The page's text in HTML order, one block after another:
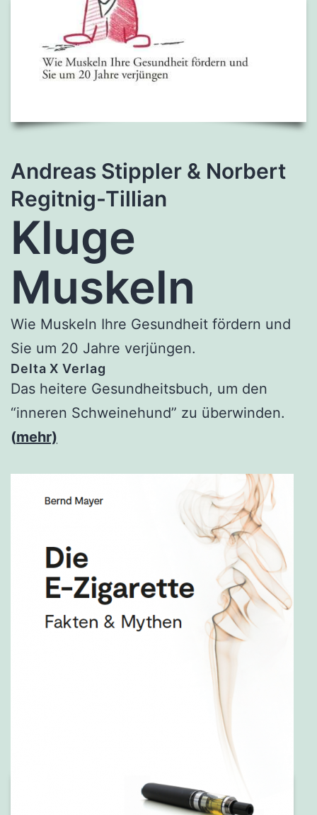
Andreas Stippler & Norbert
Regitnig-Tillian
Kluge
Muskeln
Wie Muskeln Ihre Gesundheit fördern und
Sie um 20 Jahre verjüngen.
Delta X Verlag
Das heitere Gesundheitsbuch, um den
“inneren Schweinehund” zu überwinden.
(mehr)